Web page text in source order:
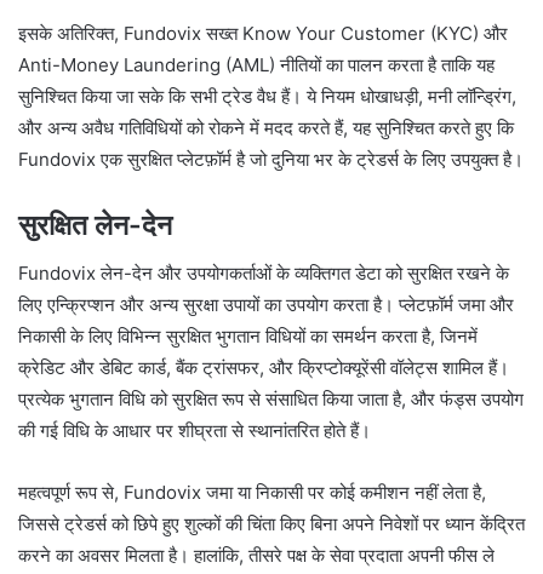
इसके अतिरिक्त, Fundovix सख्त Know Your Customer (KYC) और
Anti-Money Laundering (AML) नीतियों का पालन करता है ताकि यह
सुनिश्चित किया जा सके कि सभी ट्रेड वैध हैं। ये नियम धोखाधड़ी, मनी लॉन्ड्रिंग,
और अन्य अवैध गतिविधियों को रोकने में मदद करते हैं, यह सुनिश्चित करते हुए कि
Fundovix एक सुरक्षित प्लेटफ़ॉर्म है जो दुनिया भर के ट्रेडर्स के लिए उपयुक्त है।
सुरक्षित लेन-देन
Fundovix लेन-देन और उपयोगकर्ताओं के व्यक्तिगत डेटा को सुरक्षित रखने के
लिए एन्क्रिप्शन और अन्य सुरक्षा उपायों का उपयोग करता है। प्लेटफ़ॉर्म जमा और
निकासी के लिए विभिन्न सुरक्षित भुगतान विधियों का समर्थन करता है, जिनमें
क्रेडिट और डेबिट कार्ड, बैंक ट्रांसफर, और क्रिप्टोक्यूरेंसी वॉलेट्स शामिल हैं।
प्रत्येक भुगतान विधि को सुरक्षित रूप से संसाधित किया जाता है, और फंड्स उपयोग
की गई विधि के आधार पर शीघ्रता से स्थानांतरित होते हैं।
महत्वपूर्ण रूप से, Fundovix जमा या निकासी पर कोई कमीशन नहीं लेता है,
जिससे ट्रेडर्स को छिपे हुए शुल्कों की चिंता किए बिना अपने निवेशों पर ध्यान केंद्रित
करने का अवसर मिलता है। हालांकि, तीसरे पक्ष के सेवा प्रदाता अपनी फीस ले